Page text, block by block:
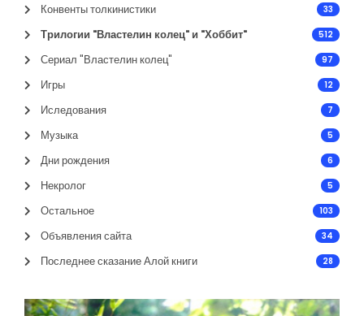
Конвенты толкинистики 33
Трилогии "Властелин колец" и "Хоббит" 512
Сериал "Властелин колец" 97
Игры 12
Иследования 7
Музыка 5
Дни рождения 6
Некролог 5
Остальное 103
Объявления сайта 34
Последнее сказание Алой книги 28